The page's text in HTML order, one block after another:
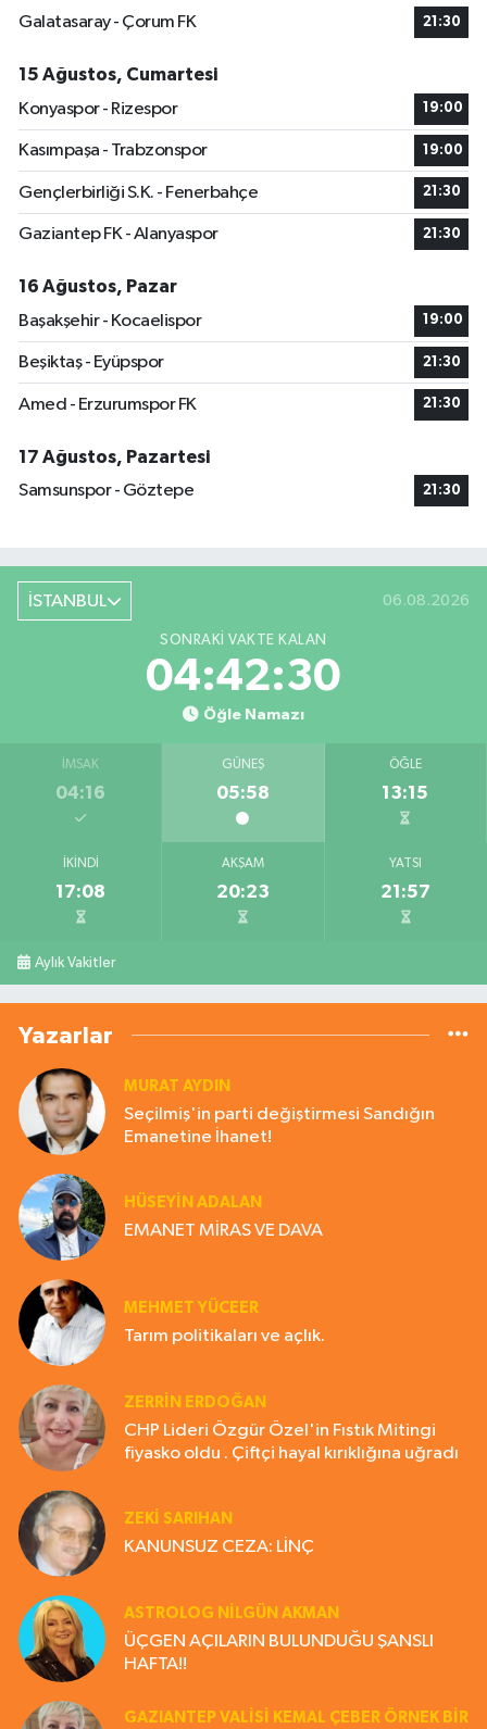
Galatasaray - Çorum FK 21:30
15 Ağustos, Cumartesi
Konyaspor - Rizespor
19:00
Kasımpaşa - Trabzonspor 19:00
Gençlerbirliği S.K. - Fenerbahçe 21:30
Gaziantep FK - Alanyaspor 21:30
16 Ağustos, Pazar
Başakşehir - Kocaelispor
19:00
Beşiktaş - Eyüpspor 21:30
Amed - Erzurumspor FK 21:30
17 Ağustos, Pazartesi
Samsunspor - Göztepe
21:30
İSTANBUL 06.08.2026
SONRAKI VAKTE KALAN
04:42:30
Öğle Namazı
İMSAK
04:16
GÜNEŞ
05:58
ÖĞLE
13:15
İKINDI
17:08
AKŞAM
20:23
YATSI
21:57
Aylık Vakitler
Yazarlar
MURAT AYDIN
Seçilmiş'in parti değiştirmesi Sandığın
Emanetine İhanet!
HÜSEYIN ADALAN
EMANET MİRAS VE DAVA
MEHMET YÜCEER
Tarım politikaları ve açlık.
ZERRIN ERDOĞAN
CHP Lideri Özgür Özel'in Fıstık Mitingi
fiyasko oldu . Çiftçi hayal kırıklığına uğradı
ZEKI SARIHAN
KANUNSUZ CEZA: LİNÇ
ASTROLOG NILGÜN AKMAN
ÜÇGEN AÇILARIN BULUNDUĞU ŞANSLI
HAFTA!!
GAZIANTEP VALISI KEMAL ÇEBER ÖRNEK BİR